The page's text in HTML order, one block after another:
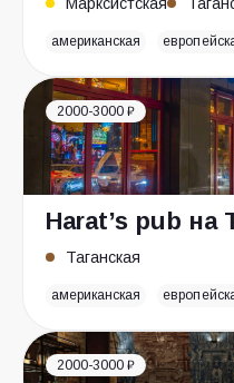
американская
2000-3000 ₽
Harat’s pub на
Таганская
американская
2000-3000 ₽